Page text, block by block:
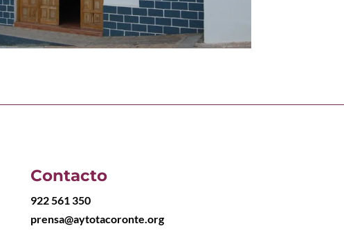
Contacto
922 561 350
prensa@aytotacoronte.org